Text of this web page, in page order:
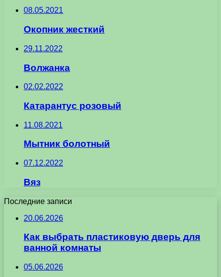
08.05.2021
Окопник жесткий
29.11.2022
Волжанка
02.02.2022
Катарантус розовый
11.08.2021
Мытник болотный
07.12.2022
Вяз
Последние записи
20.06.2026
Как выбрать пластиковую дверь для
ванной комнаты
05.06.2026